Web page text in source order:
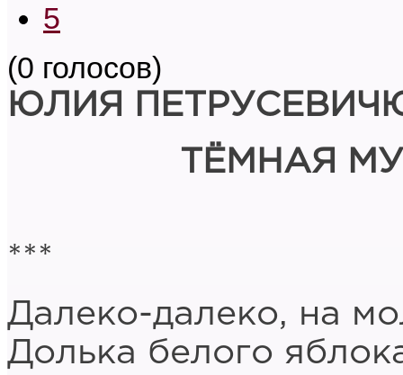
5
(0 голосов)
ЮЛИЯ
ТЁМНАЯ
***
Далеко-далеко, на
Долька белого